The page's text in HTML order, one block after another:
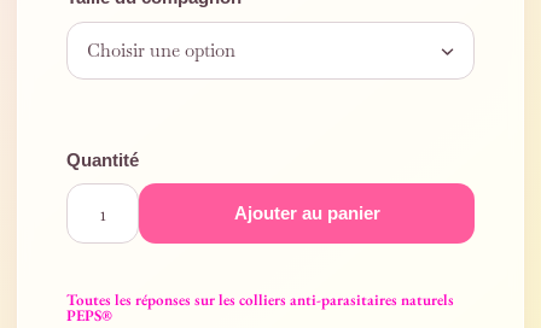
Ajouter au panier
Toutes les réponses sur les colliers anti-parasitaires naturels
PEPS®